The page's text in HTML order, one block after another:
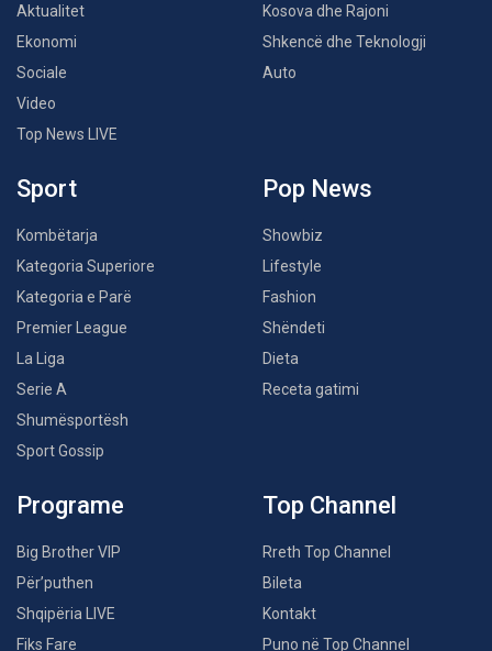
Aktualitet
Ekonomi
Sociale
Video
Top News LIVE
Kosova dhe Rajoni
Shkencë dhe Teknologji
Auto
Sport
Kombëtarja
Kategoria Superiore
Kategoria e Parë
Premier League
La Liga
Serie A
Shumësportësh
Sport Gossip
Pop News
Showbiz
Lifestyle
Fashion
Shëndeti
Dieta
Receta gatimi
Programe
Big Brother VIP
Për’puthen
Shqipëria LIVE
Fiks Fare
Top Channel
Rreth Top Channel
Bileta
Kontakt
Puno në Top Channel